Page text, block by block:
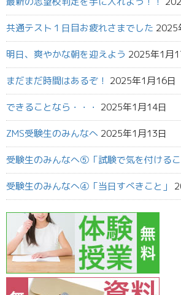
共通テスト１日目お疲れさまでした 2025
明日、爽やかな朝を迎えよう 2025年1月
まだまだ時間はあるぞ！ 2025年1月16日
できることなら・・・ 2025年1月14日
ZMS受験生のみんなへ 2025年1月13日
受験生のみんなへ⑤「試験で気を付けるこ
受験生のみんなへ④「当日すべきこと」